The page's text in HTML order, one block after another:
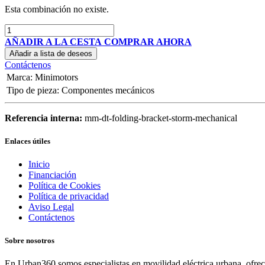
Esta combinación no existe.
AÑADIR A LA CESTA COMPRAR AHORA
Añadir a lista de deseos
Contáctenos
Marca: Minimotors
Tipo de pieza: Componentes mecánicos
Referencia interna: mm-dt-folding-bracket-storm-mechanical
Enlaces útiles
Inicio
Financiación
Política de Cookies
Política de privacidad
Aviso Legal
Contáctenos
Sobre nosotros